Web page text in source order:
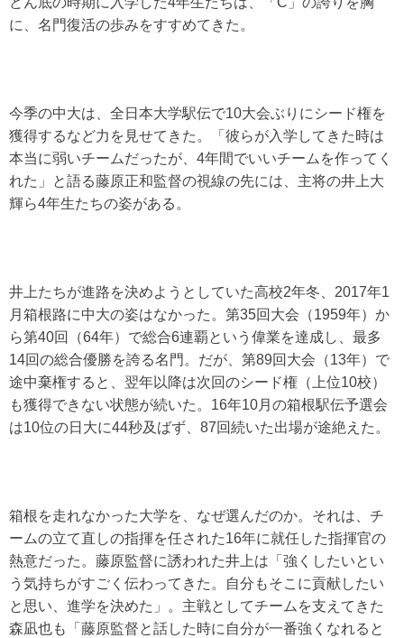
に、名門復活の歩みをすすめてきた。
今季の中大は、全日本大学駅伝で10大会ぶりにシード権を
獲得するなど力を見せてきた。「彼らが入学してきた時は
本当に弱いチームだったが、4年間でいいチームを作ってく
れた」と語る藤原正和監督の視線の先には、主将の井上大
輝ら4年生たちの姿がある。
井上たちが進路を決めようとしていた高校2年冬、2017年1
月箱根路に中大の姿はなかった。第35回大会（1959年）か
ら第40回（64年）で総合6連覇という偉業を達成し、最多
14回の総合優勝を誇る名門。だが、第89回大会（13年）で
途中棄権すると、翌年以降は次回のシード権（上位10校）
も獲得できない状態が続いた。16年10月の箱根駅伝予選会
は10位の日大に44秒及ばず、87回続いた出場が途絶えた。
箱根を走れなかった大学を、なぜ選んだのか。それは、チ
ームの立て直しの指揮を任された16年に就任した指揮官の
熱意だった。藤原監督に誘われた井上は「強くしたいとい
う気持ちがすごく伝わってきた。自分もそこに貢献したい
と思い、進学を決めた」。主戦としてチームを支えてきた
森凪也も「藤原監督と話した時に自分が一番強くなれると